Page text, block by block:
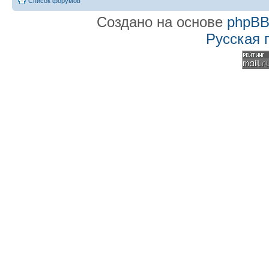
Создано на основе phpBB
Русская